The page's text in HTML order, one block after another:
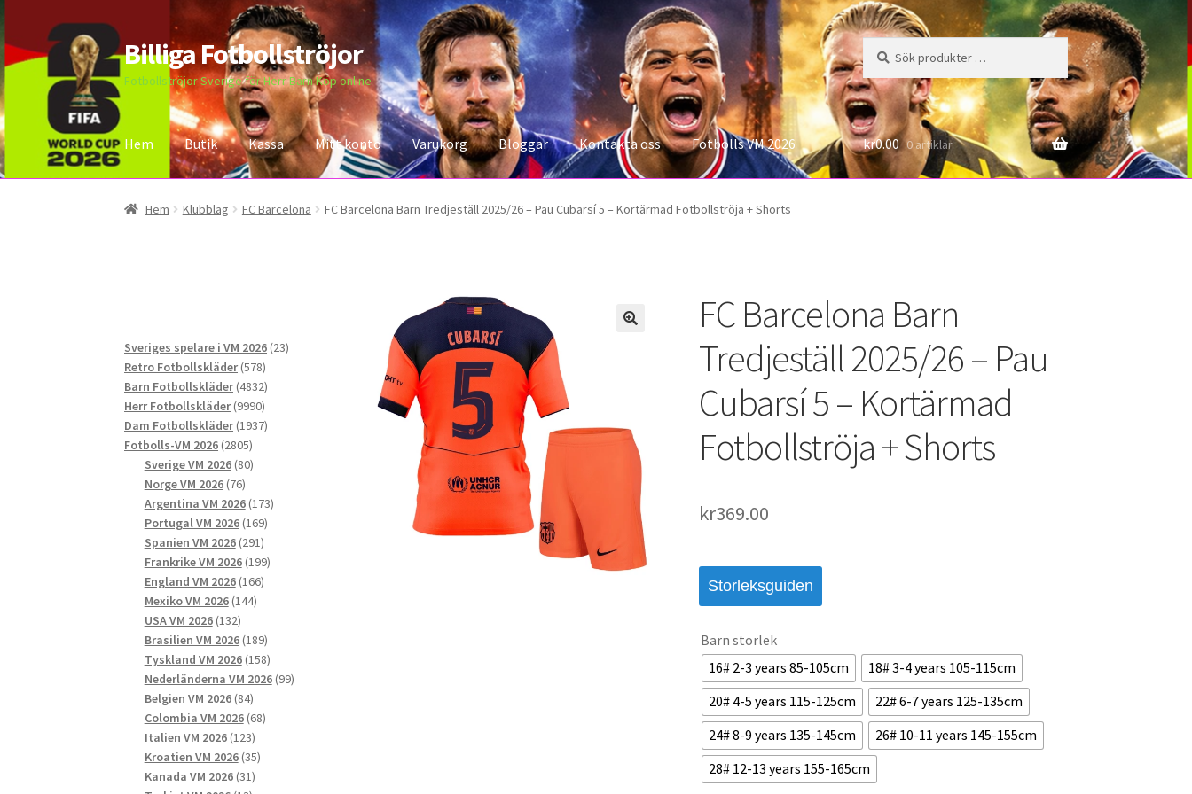
Hoppa
till
navigering
Hoppa
till
innehåll
Billiga Fotbollströjor
Fotbollströjor Sverige för Herr Barn Köp online
Sök
efter:
Sök
Hem Butik Kassa Mitt konto Varukorg Bloggar Kontakta oss Fotbolls VM 2026
Hem Bloggar Butik Kassa Kontakta oss Mitt konto Storleksguiden Varukorg
kr0.00 0 artiklar
Hem Klubblag FC Barcelona FC Barcelona Barn Tredjeställ 2025/26 – Pau Cubarsí 5 – Kortärmad Fotbollströja + Shorts
FC Barcelona Barn
Tredjeställ 2025/26 – Pau
Cubarsí 5 – Kortärmad
Fotbollströja + Shorts
kr369.00
Storleksguiden
Barn storlek
16# 2-3 years 85-105cm
18# 3-4 years 105-115cm
20# 4-5 years 115-125cm
22# 6-7 years 125-135cm
24# 8-9 years 135-145cm
26# 10-11 years 145-155cm
28# 12-13 years 155-165cm
Sveriges spelare i VM 2026 2323
Retro Fotbollskläder 578578
produkter
Barn Fotbollskläder 48324832
produkter
Herr Fotbollskläder 99909990
produkter
Dam Fotbollskläder 19371937
Fotbolls-VM 2026 28052805
produkter
Sverige VM 2026 8080
Norge VM 2026 7676
produkter
Argentina VM 2026 173173
Portugal VM 2026 169169
produkter
Spanien VM 2026 291291
produkter
Frankrike VM 2026 199199
England VM 2026 166166
Mexiko VM 2026 144144
USA VM 2026 132132
produkter
Brasilien VM 2026 189189
produkter
Tyskland VM 2026 158158
produkter
Nederländerna VM 2026 9999
Belgien VM 2026 8484
produkter
Colombia VM 2026 6868
Italien VM 2026 123123
produkter
Kroatien VM 2026 3535
Kanada VM 2026 3131